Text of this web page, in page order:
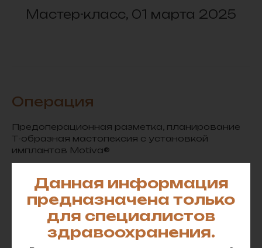
Данная информация
предназначена только
для специалистов
здравоохранения.
Мастер-класс, 01 марта 2025
Операция
Предоперационная разметка, планирование
Т-образная мастопексия с установкой
имплантов Motiva®
Оформить